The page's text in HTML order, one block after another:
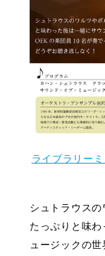
ライブラリー
シュトラウス
たっぷりと味わ
ュージックの世